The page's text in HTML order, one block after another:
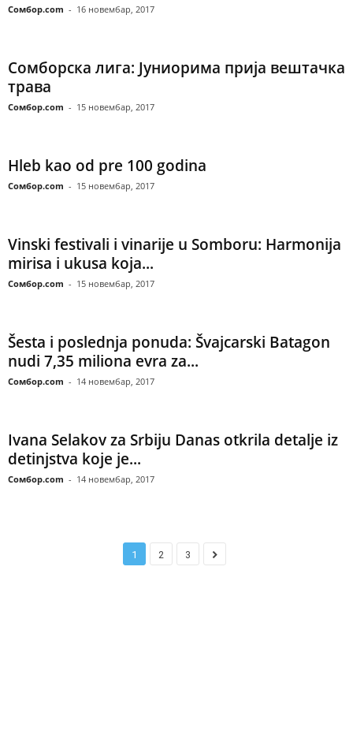
Сомбор.com - 16 новембар, 2017
Сомборска лига: Јуниорима прија вештачка
трава
Сомбор.com - 15 новембар, 2017
Hleb kao od pre 100 godina
Сомбор.com - 15 новембар, 2017
Vinski festivali i vinarije u Somboru: Harmonija
mirisa i ukusa koja...
Сомбор.com - 15 новембар, 2017
Šesta i poslednja ponuda: Švajcarski Batagon
nudi 7,35 miliona evra za...
Сомбор.com - 14 новембар, 2017
Ivana Selakov za Srbiju Danas otkrila detalje iz
detinjstva koje je...
Сомбор.com - 14 новембар, 2017
1 2 3